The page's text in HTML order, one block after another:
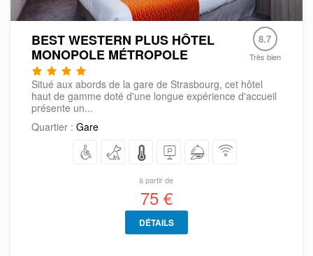
BEST WESTERN PLUS HÔTEL
MONOPOLE MÉTROPOLE
8.7
Très bien
Situé aux abords de la gare de Strasbourg, cet hôtel
haut de gamme doté d'une longue expérience d'accueil
présente un...
Quartier : Gare
à partir de
75 €
DÉTAILS